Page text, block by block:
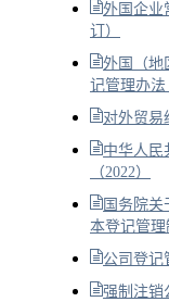
外国企业
订）
外国（地
记管理办法
对外贸易
中华人民
（2022）
国务院
本登记管理
公司登记
强制注销